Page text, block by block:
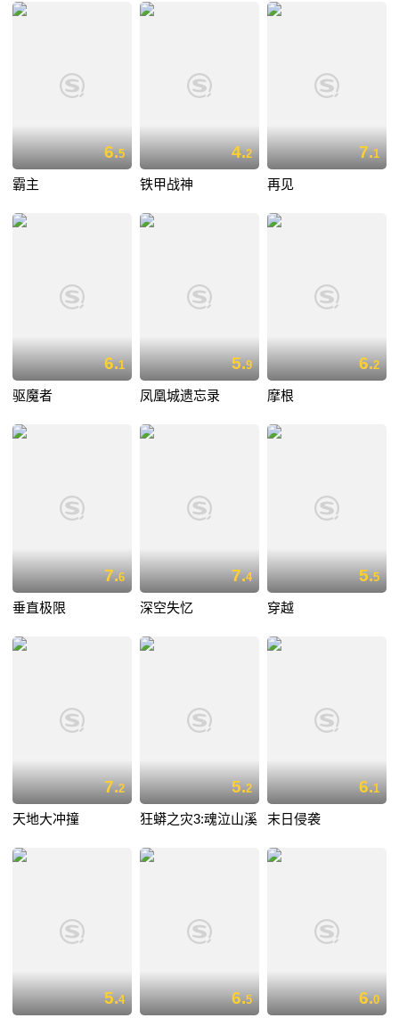
6.5
霸主
4.2
铁甲战神
7.1
再见
6.1
驱魔者
5.9
凤凰城遗忘录
6.2
摩根
7.6
垂直极限
7.4
深空失忆
5.5
穿越
7.2
天地大冲撞
5.2
狂蟒之灾3:魂泣山溪
6.1
末日侵袭
5.4 6.5 6.0